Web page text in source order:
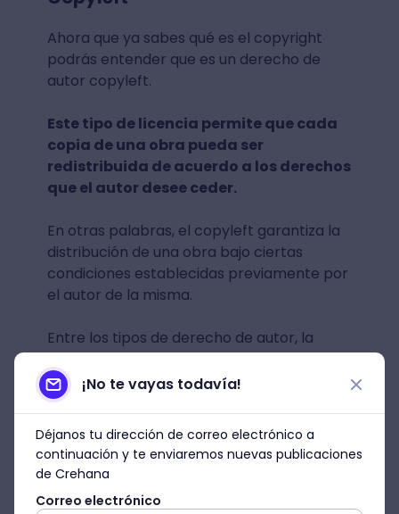
Ahora que ya sabes qué es el copyright
podrás entender que es un derecho de
autor copyleft.
Este tipo de licencia permite que cada
copia de una obra pueda ser
redistribuida de acuerdo a los derechos
que el autor desee ceder.
En otras palabras, el copyleft garantiza la
distribución de una obra bajo ciertas
condiciones establecidas previamente por
el autor de la misma.
Entre los tipos de derecho de autor, la
licencia copyleft se representa con una
letra C invertida dentro de un círculo. Este
símbolo
¡No te vayas todavía!
Déjanos tu dirección de correo electrónico a
continuación y te enviaremos nuevas publicaciones
de Crehana
Correo electrónico